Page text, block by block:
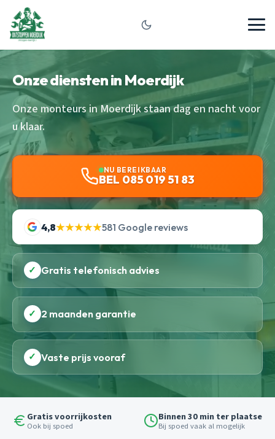
Onze diensten in Moerdijk
Onze monteurs in Moerdijk staan dag en nacht voor
u klaar.
NU BEREIKBAAR
BEL 085 019 51 83
4,8★★★★★581 Google reviews
✓ Gratis telefonisch advies
✓ 2 maanden garantie
✓ Vaste prijs vooraf
Gratis voorrijkosten
Ook bij spoed
Binnen 30 min ter plaatse
Bij spoed vaak al mogelijk